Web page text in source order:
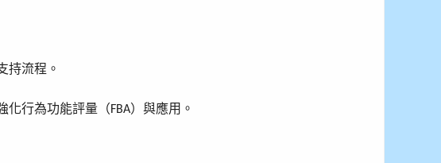
持流程。
化行為功能評量（FBA）與應用。